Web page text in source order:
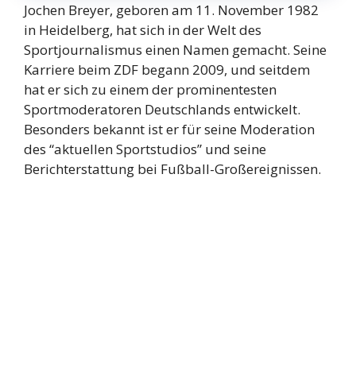
Jochen Breyer, geboren am 11. November 1982
in Heidelberg, hat sich in der Welt des
Sportjournalismus einen Namen gemacht. Seine
Karriere beim ZDF begann 2009, und seitdem
hat er sich zu einem der prominentesten
Sportmoderatoren Deutschlands entwickelt.
Besonders bekannt ist er für seine Moderation
des “aktuellen Sportstudios” und seine
Berichterstattung bei Fußball-Großereignissen.